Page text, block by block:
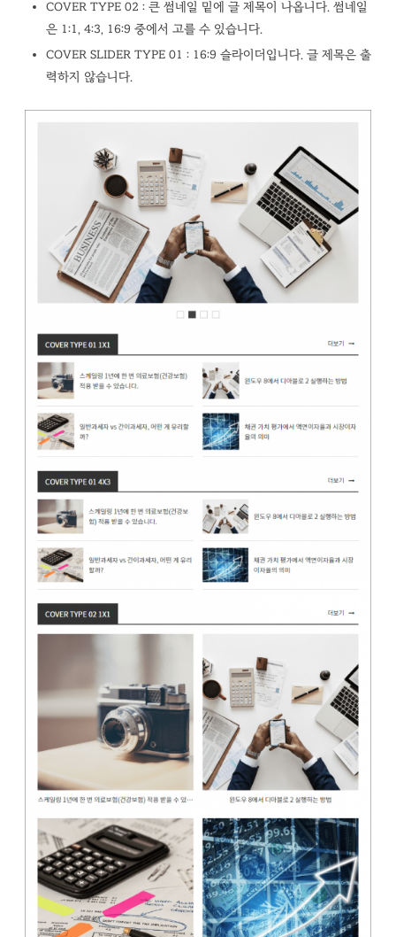
COVER TYPE 02 : 큰 썸네일 밑에 글 제목이 나옵니다. 썸네일
은 1:1, 4:3, 16:9 중에서 고를 수 있습니다.
COVER SLIDER TYPE 01 : 16:9 슬라이더입니다. 글 제목은 출
력하지 않습니다.